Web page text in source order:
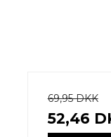
69,95 DKK
52,46